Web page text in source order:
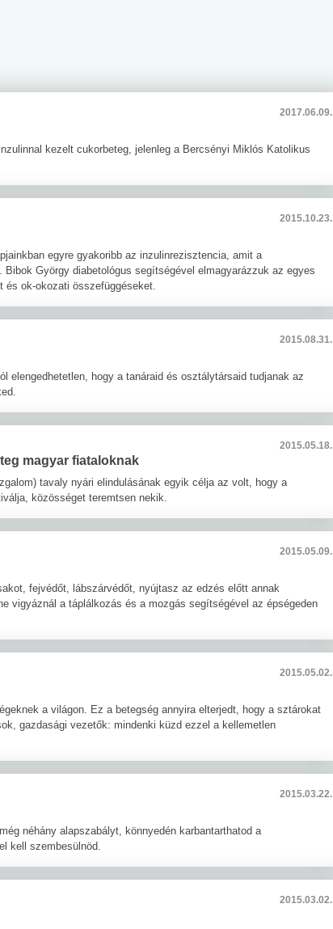
2017.06.09.
kezelt cukorbeteg, jelenleg a Bercsényi Miklós Katolikus
2015.10.23.
egyre gyakoribb az inzulinrezisztencia, amit a
György diabetológus segítségével elmagyarázzuk az egyes
és ok-okozati összefüggéseket.
2015.08.31.
elengedhetetlen, hogy a tanáraid és osztálytársaid tudjanak az
2015.05.18.
magyar fiataloknak
tavaly nyári elindulásának egyik célja az volt, hogy a
közösséget teremtsen nekik.
2015.05.09.
fejvédőt, lábszárvédőt, nyújtasz az edzés előtt annak
vigyáznál a táplálkozás és a mozgás segítségével az épségeden
2015.05.02.
a világon. Ez a betegség annyira elterjedt, hogy a sztárokat
gazdasági vezetők: mindenki küzd ezzel a kellemetlen
2015.03.22.
néhány alapszabályt, könnyedén karbantarthatod a
kell szembesülnöd.
2015.03.02.
Angol középfokú
Internet-függőség